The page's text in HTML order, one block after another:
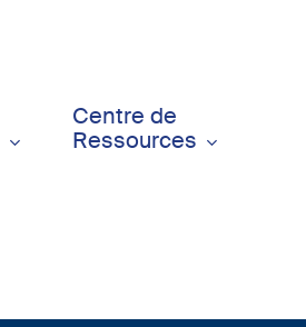
Centre de
Ressources